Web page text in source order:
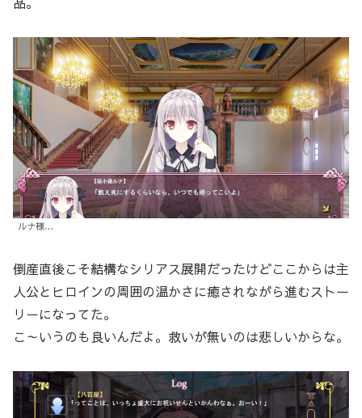
ルナ様…
倒産直後こそ結構なシリアス展開だったけどここからは主
人公とヒロインの周囲の温かさに癒されながら進むストー
リーになってた。
こ～いうのも良いんだよ。救いが無いのは悲しいからな。